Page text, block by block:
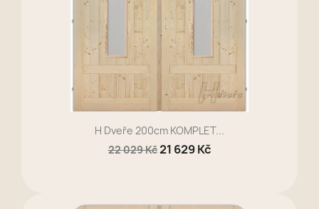
H Dveře 200cm KOMPLET...
22 029 Kč21 629 Kč